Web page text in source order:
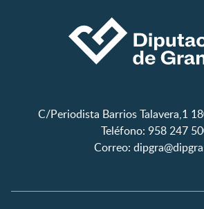
C/Periodista Barrios Talavera,1
Teléfono: 958 247
Correo: